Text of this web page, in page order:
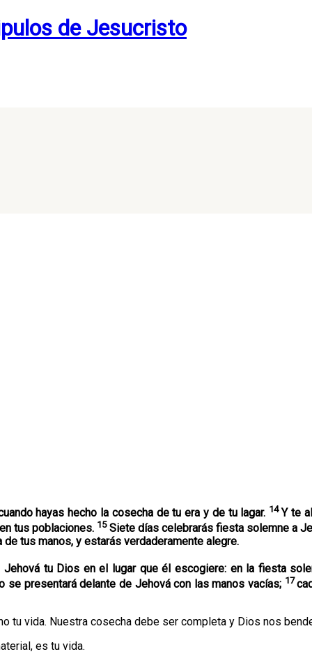
hayas hecho la cosecha de tu era y de tu lagar. 14Y te
tus poblaciones. 15 Siete días celebrarás fiesta solemne a
tus manos, y estarás verdaderamente alegre.
tu Dios en el lugar que él escogiere: en la fiesta
se presentará delante de Jehová con las manos vacías; 17
tu vida. Nuestra cosecha debe ser completa y Dios nos
es tu vida.